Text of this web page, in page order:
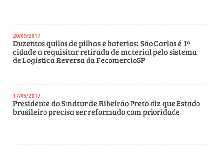
20/09/2017
Duzentos quilos de pilhas e baterias: São Carlos é 1ª
cidade a requisitar retirada de material pelo sistema
de Logística Reversa da FecomercioSP
17/05/2017
Presidente do Sindtur de Ribeirão Preto diz que Estado
brasileiro precisa ser reformado com prioridade